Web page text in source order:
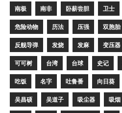
南极 南非 卧薪尝胆 卫士
危险动物 历法 压强 双胞胎
反舰导弹 发烧 发麻 变压器
可可树 台湾 台球 史记
吃饭 名字 吐鲁番 向日葵
吴昌硕 吴道子 吸尘器 吸烟